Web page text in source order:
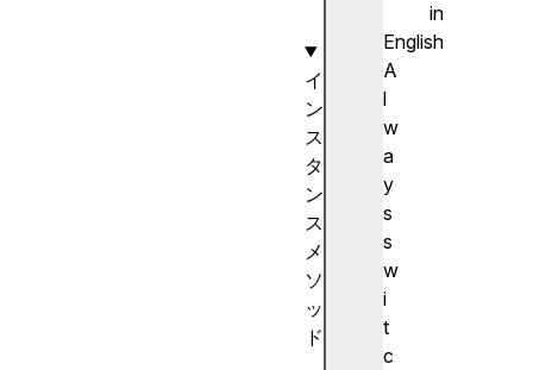
in
English
A
l
w
a
y
s
s
w
i
t
c
イ
ン
ス
タ
ン
ス
メ
ソ
ッ
ド